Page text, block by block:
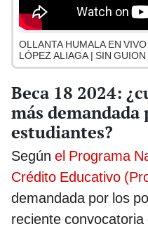
OLLANTA HUMALA EN
LÓPEZ ALIAGA | SIN
Beca 18 2024:
más demandada
estudiantes?
Según el Programa
Crédito Educativo
demandada por los
reciente